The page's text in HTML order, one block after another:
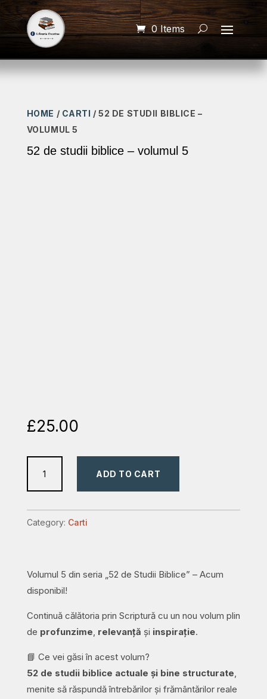
0 Items
HOME / CARTI / 52 DE STUDII BIBLICE –
VOLUMUL 5
52 de studii biblice – volumul 5
£25.00
biblice
–
quantity
ADD TO CART
Category: Carti
Volumul 5 din seria „52 de Studii Biblice” – Acum
disponibil!
Continuă călătoria prin Scriptură cu un nou volum plin
de profunzime, relevanță și inspirație.
📘 Ce vei găsi în acest volum?
52 de studii biblice actuale și bine structurate,
menite să răspundă întrebărilor și frământărilor reale